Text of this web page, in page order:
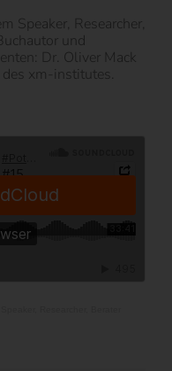
Speaker, Researcher,
und
Dr. Oliver Mack
des xm-institutes.